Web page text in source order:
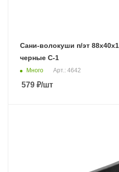
Сани-волокуши п/эт
черные С-1
Много Арт.: 4642
579 ₽/шт